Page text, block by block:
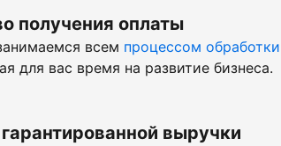
получения оплаты
всем процессом
для вас время на развитие бизнеса.
выручки